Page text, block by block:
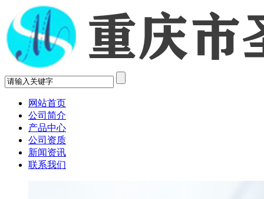
网站首页
公司简介
产品中心
公司资质
新闻资讯
联系我们